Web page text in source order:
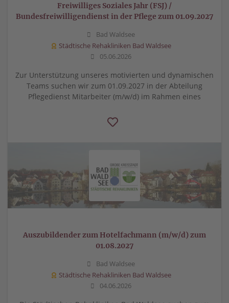
Freiwilliges Soziales Jahr (FSJ) /
Bundesfreiwilligendienst in der Pflege zum 01.09.2027
Bad Waldsee
Städtische Rehakliniken Bad Waldsee
05.06.2026
Zur Unterstützung unseres motivierten und dynamischen
Teams suchen wir zum 01.09.2027 in der Abteilung
Pflegedienst Mitarbeiter (m/w/d) im Rahmen eines
Auszubildender zum Hotelfachmann (m/w/d) zum
01.08.2027
Bad Waldsee
Städtische Rehakliniken Bad Waldsee
04.06.2026